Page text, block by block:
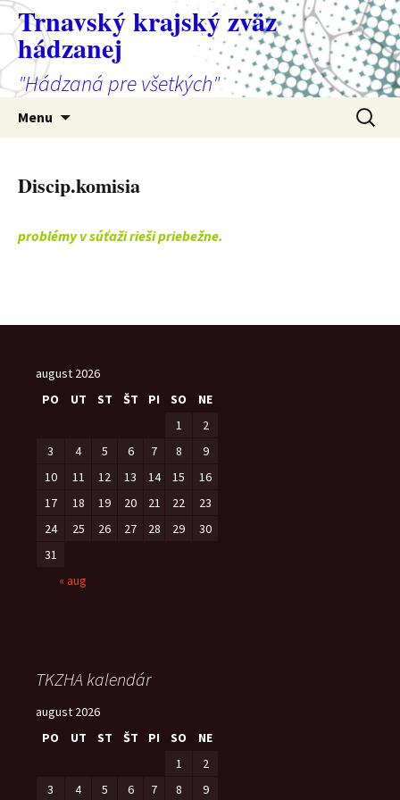
Preskočiť
na
obsah
Trnavský krajský zväz
hádzanej
"Hádzaná pre všetkých"
Menu Hľadať:
Discip.komisia
problémy v súťaži rieši priebežne.
august 2026
PO
UT ST ŠT PI SO
NE
1
2
3
4 5 6 7 8
9
10
11 12 13 14 15
16
17
18 19 20 21 22
23
24
25 26 27 28 29
30
31
« aug
TKZHA kalendár
august 2026
PO
UT ST ŠT PI SO
NE
1
2
3
4 5 6 7 8 9